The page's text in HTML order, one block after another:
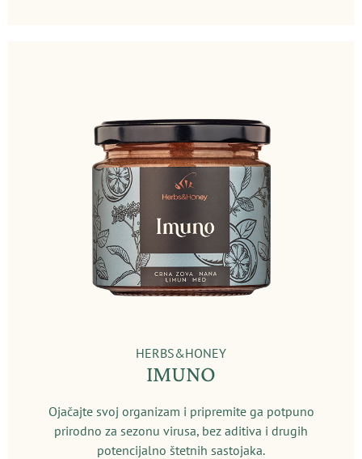
HERBS&HONEY
IMUNO
Ojačajte svoj organizam i pripremite ga potpuno
prirodno za sezonu virusa, bez aditiva i drugih
potencijalno štetnih sastojaka.